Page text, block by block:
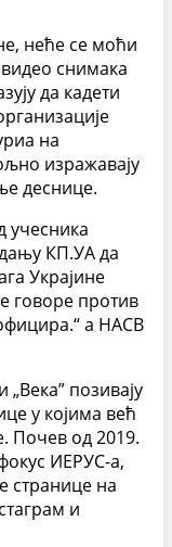
неће се моћи
снимака
да кадети
на
изражавају
деснице.
учесника
КП.УА да
Украјине
говоре против
а НАСВ
позивају
у којима већ
Почев од 2019.
ИЕРУС-а,
странице на
и